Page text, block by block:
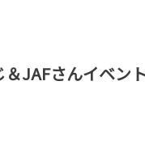
＆JAFさんイベ